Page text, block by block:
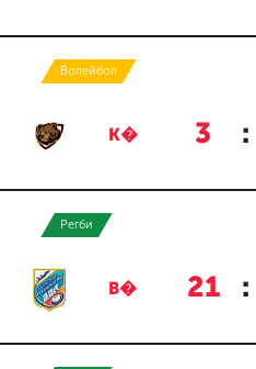
Волейбол
К� 3 :
Регби
В� 21 :